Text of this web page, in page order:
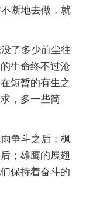
断地去做，就
了多少前尘往
生命终不过沧
短暂的有生之
，多一些简
争斗之后；枫
；雄鹰的展翅
保持着奋斗的